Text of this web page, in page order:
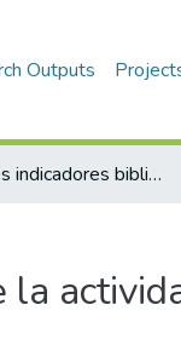
Outputs
Principales indicadores bibliométricos de la actividad científica peruana 2012-2017